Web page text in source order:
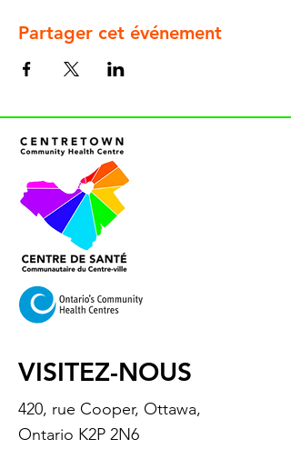
Partager cet événement
VISITEZ-NOUS
420, rue Cooper, Ottawa,
Ontario K2P 2N6